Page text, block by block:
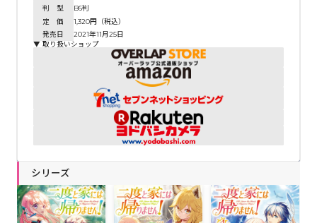
判 型
B6判
定 価
1,320円（税込）
発売日
2021年11月25日
▼ 取り扱いショップ
シリーズ